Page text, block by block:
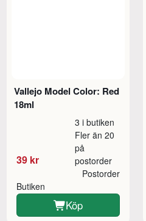
Vallejo Model Color: Red
18ml
39 kr
3 i butiken
Fler än 20
på
postorder
Butiken
Postorder
Köp